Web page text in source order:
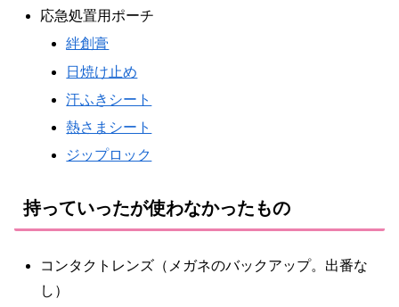
応急処置用ポーチ
絆創膏
日焼け止め
汗ふきシート
熱さまシート
ジップロック
持っていったが使わなかったもの
コンタクトレンズ（メガネのバックアップ。出番な
し）